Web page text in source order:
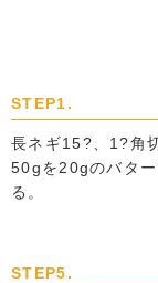
STEP1.
長ネギ15?、1?角
50gを20gのバター
る。
STEP5.